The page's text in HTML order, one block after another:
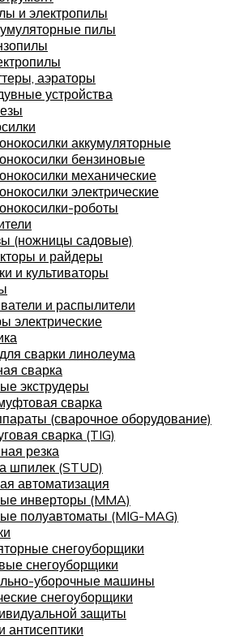
и электропилы
пилы
аэраторы
устройства
аккумуляторные
бензиновые
механические
электрические
роботы
(ножницы садовые)
и райдеры
и культиваторы
и распылители
электрические
сварки линолеума
сварка
экструдеры
сварка
(сварочное оборудование)
сварка (TIG)
резка
шпилек (STUD)
автоматизация
инверторы (MMA)
полуавтоматы (MIG-MAG)
снегоуборщики
снегоуборщики
уборочные машины
снегоуборщики
защиты
антисептики